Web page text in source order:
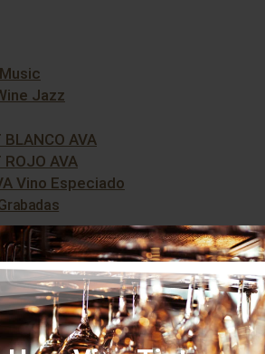
Jazz
BLANCO AVA
ROJO AVA
Vino Especiado